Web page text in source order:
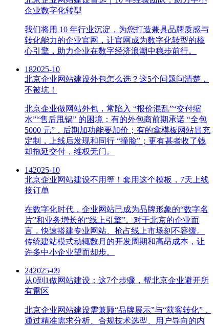
企业数字化转型
我们将用 10 年行业沉淀，为您打造兼具品牌质感与
转化能力的企业官网，让官网成为数字化转型的核
心引擎，助力企业在数字经济浪潮中稳步前行。
182025-10
北京企业网站建设外包怎么选？这5个问题问清楚，
不被坑！
北京企业做网站外包，常陷入 “报价混乱”“交付缩
水”“售后甩锅” 的困境：有的外包商前期承诺 “全包
5000 元”，后期加功能要加价；有的拿模板网站冒充
定制，上线后发现和同行 “撞脸”；更有甚者收了钱
却拖延交付，维权无门。
142025-10
北京企业网站建设不用等！套用这个模板，7天上线
接订单
在数字化时代，企业网站已成为品牌形象的“数字名
片”和业务增长的“线上引擎”。对于北京的企业而
言，快速搭建专业网站、抢占线上市场刻不容缓。
传统建站模式动辄数月的开发周期和高昂成本，让
许多中小企业望而却步。
242025-09
从0到1做网站建设：这7个步骤，帮北京企业避开所
有雷区
北京企业网站建设需兼顾“品牌展示”与“获客转化”，
通过精准需求分析、合规技术选型、用户导向的内